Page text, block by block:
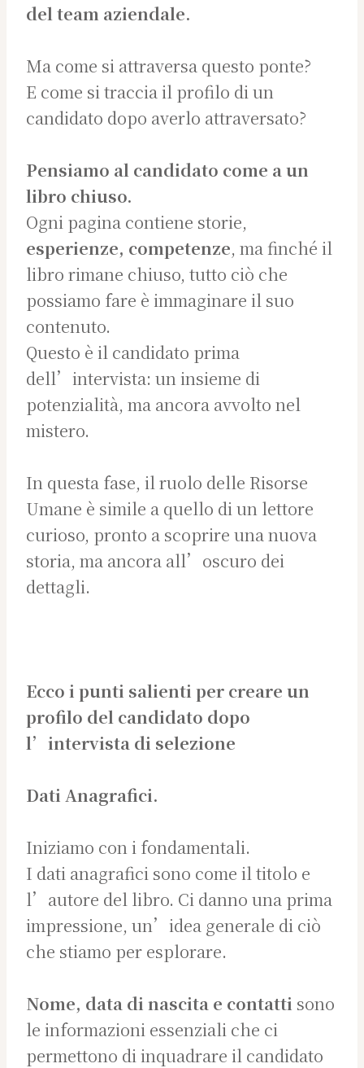
del team aziendale.
Ma come si attraversa questo ponte?
E come si traccia il profilo di un
candidato dopo averlo attraversato?
Pensiamo al candidato come a un
libro chiuso.
Ogni pagina contiene storie,
esperienze, competenze, ma finché il
libro rimane chiuso, tutto ciò che
possiamo fare è immaginare il suo
contenuto.
Questo è il candidato prima
dell’intervista: un insieme di
potenzialità, ma ancora avvolto nel
mistero.
In questa fase, il ruolo delle Risorse
Umane è simile a quello di un lettore
curioso, pronto a scoprire una nuova
storia, ma ancora all’oscuro dei
dettagli.
Ecco i punti salienti per creare un
profilo del candidato dopo
l’intervista di selezione
Dati Anagrafici.
Iniziamo con i fondamentali.
I dati anagrafici sono come il titolo e
l’autore del libro. Ci danno una prima
impressione, un’idea generale di ciò
che stiamo per esplorare.
Nome, data di nascita e contatti sono
le informazioni essenziali che ci
permettono di inquadrare il candidato